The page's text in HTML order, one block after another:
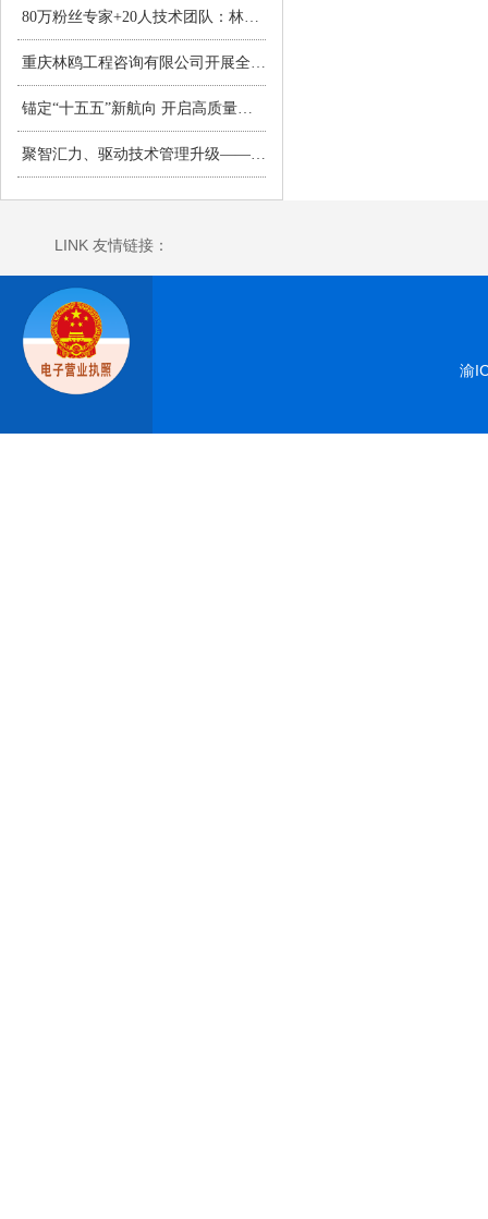
80万粉丝专家+20人技术团队：林鸥咨询点亮“人机数智共生”新范式>
重庆林鸥工程咨询有限公司开展全民国家安全教育日专题学习活动筑牢企业安全防线，共筑新时代国家安全屏障>
锚定“十五五”新航向 开启高质量发展升级元年——重庆林鸥工程咨询有限公司2026年经营工作会议圆满召开>
聚智汇力、驱动技术管理升级——2025年技术管理年度总结会>
LINK 友情链接：
渝